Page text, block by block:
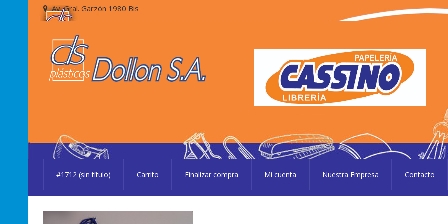
Skip
Skip Av. Gral. Garzón 1980 Bis
#1712 (sin título) Carrito Finalizar compra Mi cuenta Nuestra Empresa Contacto